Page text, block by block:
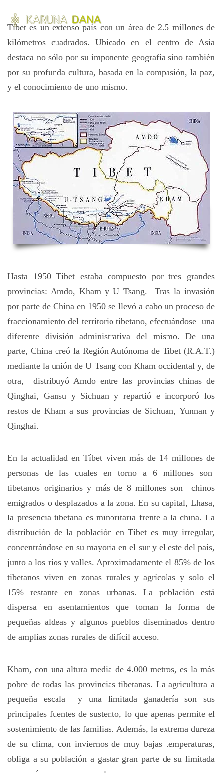
Tíbet es un extenso país con un área de 2.5 millones de
kilómetros cuadrados. Ubicado en el centro de Asia
destaca no sólo por su imponente geografía sino también
por su profunda cultura, basada en la compasión, la paz,
y el conocimiento de uno mismo.
Hasta 1950 Tíbet estaba compuesto por tres grandes
provincias: Amdo, Kham y U Tsang. Tras la invasión
por parte de China en 1950 se llevó a cabo un proceso de
fraccionamiento del territorio tibetano, efectuándose una
diferente división administrativa del mismo. De una
parte, China creó la Región Autónoma de Tibet (R.A.T.)
mediante la unión de U Tsang con Kham occidental y, de
otra, distribuyó Amdo entre las provincias chinas de
Qinghai, Gansu y Sichuan y repartió e incorporó los
restos de Kham a sus provincias de Sichuan, Yunnan y
Qinghai.
En la actualidad en Tíbet viven más de 14 millones de
personas de las cuales en torno a 6 millones son
tibetanos originarios y más de 8 millones son chinos
emigrados o desplazados a la zona. En su capital, Lhasa,
la presencia tibetana es minoritaria frente a la china. La
distribución de la población en Tíbet es muy irregular,
concentrándose en su mayoría en el sur y el este del país,
junto a los ríos y valles. Aproximadamente el 85% de los
tibetanos viven en zonas rurales y agrícolas y solo el
15% restante en zonas urbanas. La población está
dispersa en asentamientos que toman la forma de
pequeñas aldeas y algunos pueblos diseminados dentro
de amplias zonas rurales de difícil acceso.
Kham, con una altura media de 4.000 metros, es la más
pobre de todas las provincias tibetanas. La agricultura a
pequeña escala y una limitada ganadería son sus
principales fuentes de sustento, lo que apenas permite el
sostenimiento de las familias. Además, la extrema dureza
de su clima, con inviernos de muy bajas temperaturas,
obliga a su población a gastar gran parte de su limitada